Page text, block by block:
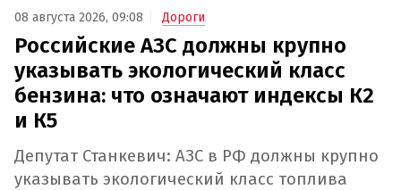
08 августа 2026, 09:08 Дороги
Российские АЗС должны крупно
указывать экологический класс
бензина: что означают индексы К2
и К5
Депутат Станкевич: АЗС в РФ должны крупно
указывать экологический класс топлива